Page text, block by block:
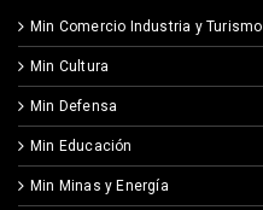
Min Comercio Industria y Turismo
Min Cultura
Min Defensa
Min Educación
Min Minas y Energía